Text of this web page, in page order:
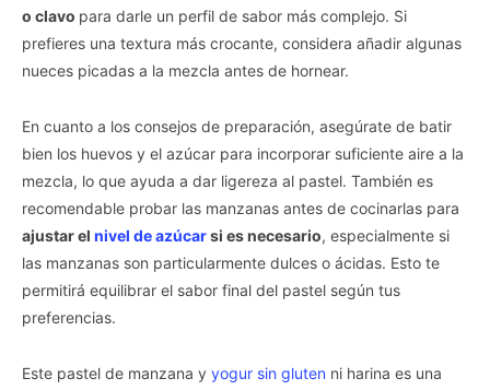
o clavo para darle un perfil de sabor más complejo. Si
prefieres una textura más crocante, considera añadir algunas
nueces picadas a la mezcla antes de hornear.
En cuanto a los consejos de preparación, asegúrate de batir
bien los huevos y el azúcar para incorporar suficiente aire a la
mezcla, lo que ayuda a dar ligereza al pastel. También es
recomendable probar las manzanas antes de cocinarlas para
ajustar el nivel de azúcarsi es necesario, especialmente si
las manzanas son particularmente dulces o ácidas. Esto te
permitirá equilibrar el sabor final del pastel según tus
preferencias.
Este pastel de manzana y yogur sin gluten ni harina es una